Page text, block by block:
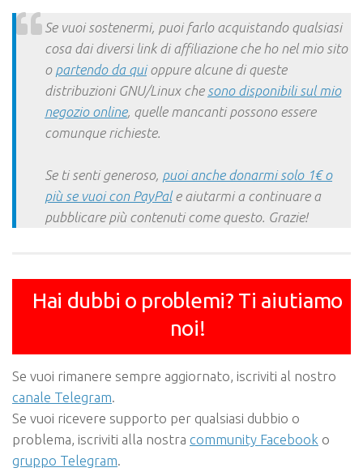
Se vuoi sostenermi, puoi farlo acquistando qualsiasi
cosa dai diversi link di affiliazione che ho nel mio sito
o partendo da quioppure alcune di queste
distribuzioni GNU/Linux che sono disponibili sul mio
negozio online, quelle mancanti possono essere
comunque richieste.
Se ti senti generoso, puoi anche donarmi solo 1€ o
più se vuoi con PayPale aiutarmi a continuare a
pubblicare più contenuti come questo. Grazie!
Hai dubbi o problemi? Ti aiutiamo
noi!
Se vuoi rimanere sempre aggiornato, iscriviti al nostro
canale Telegram.
Se vuoi ricevere supporto per qualsiasi dubbio o
problema, iscriviti alla nostra community Facebook o
gruppo Telegram.